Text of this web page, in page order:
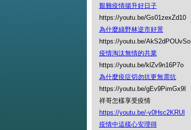
艱難疫情揚升好日子
https://youtu.be/Gs01zexZd10
為什麼綠野林逆市好景
https://youtu.be/AkS2dPOUvSo
疫情淘汰無情的共業
https://youtu.be/klZv9n16P7o
為什麼疫症切勿抗更無需抗
https://youtu.be/gEv9PimGx9I
祥哥怎樣享受疫情
https://youtu.be/-y0Hsc2KRUI
疫情中這樣心安理得